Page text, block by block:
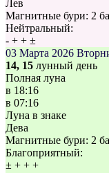
Лев
Магнитные бури: 2
Нейтральный:
- + + ±
03 Марта 2026
14, 15 лунный день
Полная луна
в 18:16
в 07:16
Луна в знаке
Дева
Магнитные бури: 2
Благоприятный:
± + + +